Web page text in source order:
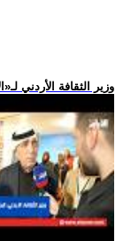
.. وزير الثقافة الأردني